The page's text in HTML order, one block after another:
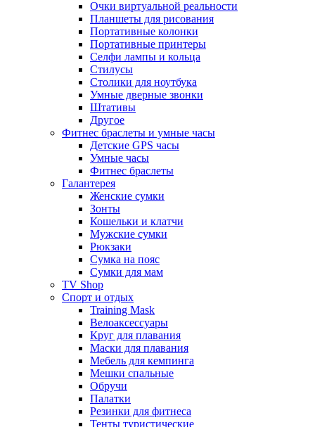
Очки виртуальной реальности
Планшеты для рисования
Портативные колонки
Портативные принтеры
Селфи лампы и кольца
Стилусы
Столики для ноутбука
Умные дверные звонки
Штативы
Другое
Фитнес браслеты и умные часы
Детские GPS часы
Умные часы
Фитнес браслеты
Галантерея
Женские сумки
Зонты
Кошельки и клатчи
Мужские сумки
Рюкзаки
Сумка на пояс
Сумки для мам
TV Shop
Спорт и отдых
Training Mask
Велоаксессуары
Круг для плавания
Маски для плавания
Мебель для кемпинга
Мешки спальные
Обручи
Палатки
Резинки для фитнеса
Тенты туристические